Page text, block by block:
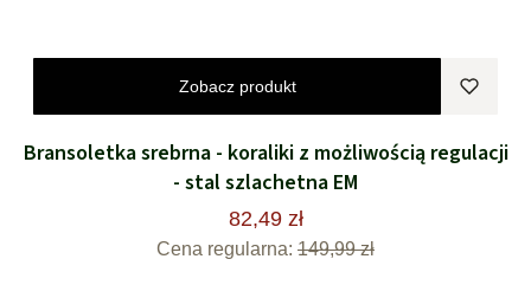
Zobacz produkt
Bransoletka srebrna - koraliki z możliwością regulacji
- stal szlachetna EM
82,49 zł
Cena regularna: 149,99 zł